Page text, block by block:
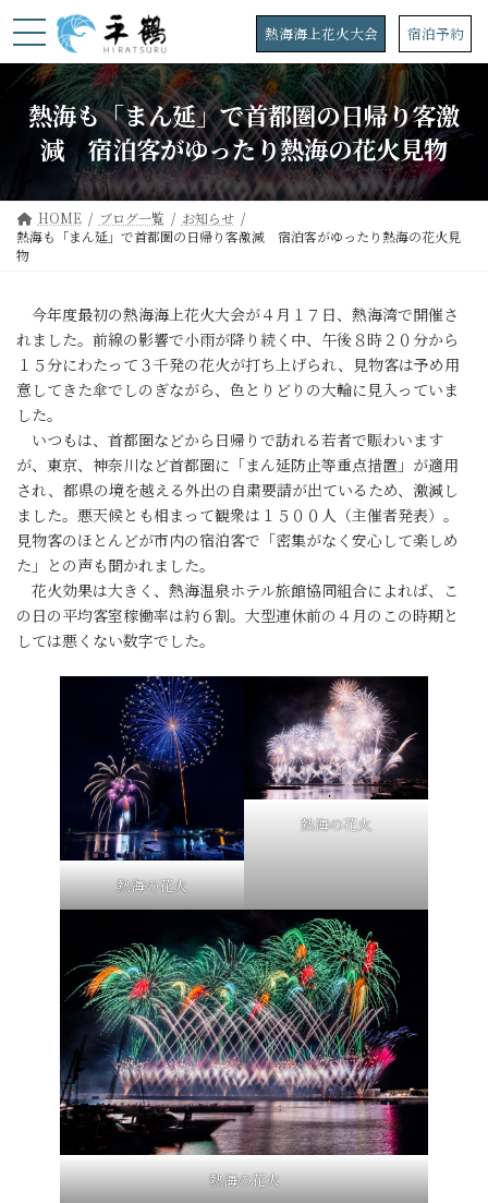
ン
ツ
プ
ビ
シ
動
熱海海上花火大会 宿泊予約
熱海も「まん延」で首都圏の日帰り客激
減 宿泊客がゆったり熱海の花火見物
HOME ブログ一覧
お知らせ
熱海も「まん延」で首都圏の日帰り客激減 宿泊客がゆったり熱海の花火見
物
今年度最初の熱海海上花火大会が４月１７日、熱海湾で開催さ
れました。前線の影響で小雨が降り続く中、午後８時２０分から
１５分にわたって３千発の花火が打ち上げられ、見物客は予め用
意してきた傘でしのぎながら、色とりどりの大輪に見入っていま
した。
いつもは、首都圏などから日帰りで訪れる若者で賑わいます
が、東京、神奈川など首都圏に「まん延防止等重点措置」が適用
され、都県の境を越える外出の自粛要請が出ているため、激減し
ました。悪天候とも相まって観衆は１５００人（主催者発表）。
見物客のほとんどが市内の宿泊客で「密集がなく安心して楽しめ
た」との声も聞かれました。
花火効果は大きく、熱海温泉ホテル旅館協同組合によれば、こ
の日の平均客室稼働率は約６割。大型連休前の４月のこの時期と
しては悪くない数字でした。
熱海の花火
熱海の花火
熱海の花火